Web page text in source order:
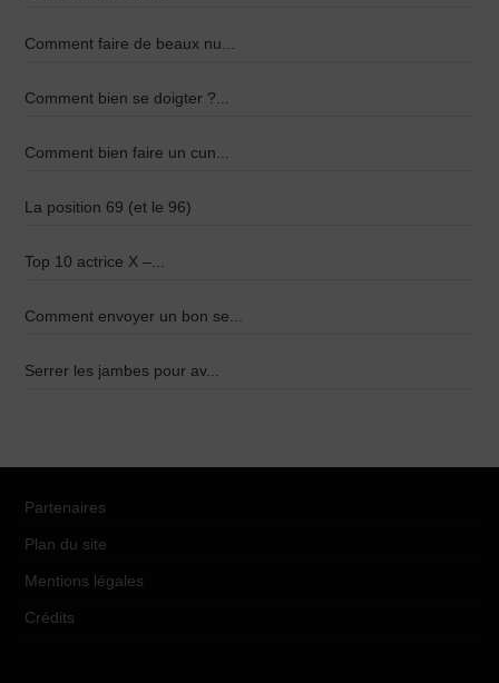
Comment faire de beaux nu...
Comment bien se doigter ?...
Comment bien faire un cun...
La position 69 (et le 96)
Top 10 actrice X –...
Comment envoyer un bon se...
Serrer les jambes pour av...
Partenaires
Plan du site
Mentions légales
Crédits